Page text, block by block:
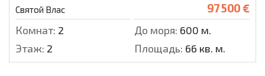
Святой Влас 97 500 €
Комнат: 2 До моря: 600 м.
Этаж: 2 Площадь: 66 кв. м.